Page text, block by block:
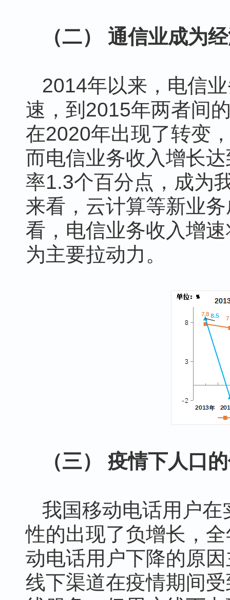
（二） 通信业成为
2014年以来，电信
速，到2015年两者间
在2020年出现了转变
而电信业务收入增长
率1.3个百分点，成为
来看，云计算等新业
看，电信业务收入增
为主要拉动力。
（三） 疫情下人口
我国移动电话用户
性的出现了负增长，
动电话用户下降的原
线下渠道在疫情期间